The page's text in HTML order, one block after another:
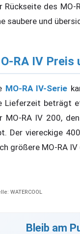
Rückseite des
saubere und
RA IV Preis
MO-RA IV-Serie
Lieferzeit beträgt
MO-RA IV 200,
Der viereckige
größere MO-RA
WATERCOOL
Bleib am